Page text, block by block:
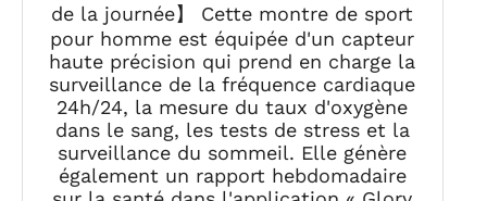
de la journée】 Cette montre de sport
pour homme est équipée d'un capteur
haute précision qui prend en charge la
surveillance de la fréquence cardiaque
24h/24, la mesure du taux d'oxygène
dans le sang, les tests de stress et la
surveillance du sommeil. Elle génère
également un rapport hebdomadaire